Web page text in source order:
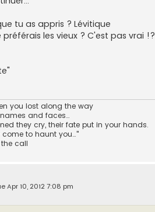
tu as appris ? Lévitique
préférais les vieux ? C'est pas vrai !?
you lost along the way
and faces…
they cry, their fate put in your hands.
come to haunt you…"
call
Apr 10, 2012 7:08 pm